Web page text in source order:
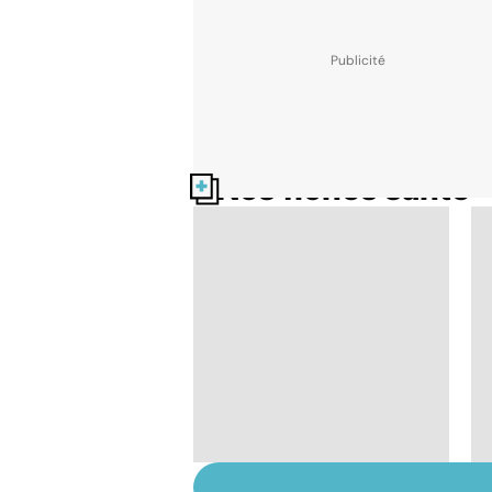
Nos fiches santé